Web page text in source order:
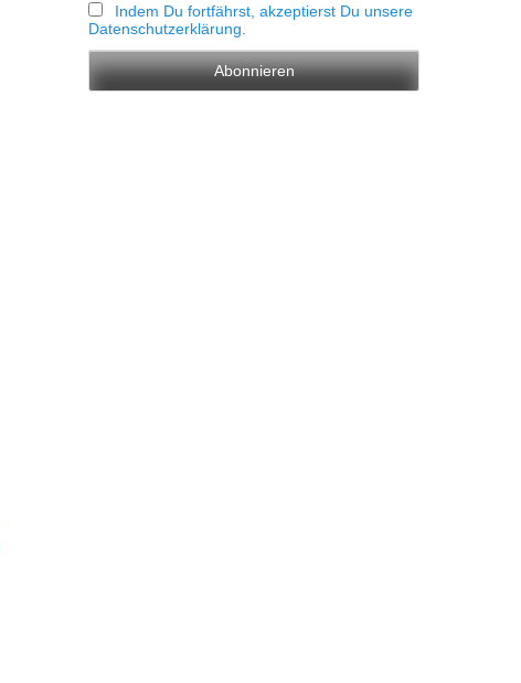
Indem Du fortfährst, akzeptierst Du unsere
Datenschutzerklärung.